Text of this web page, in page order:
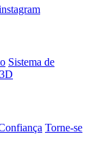
Sistema de
Torne-se